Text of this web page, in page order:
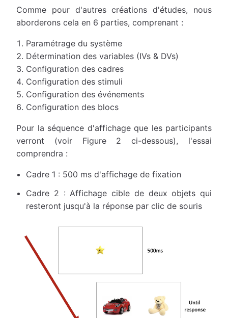
Comme pour d'autres créations d'études, nous
aborderons cela en 6 parties, comprenant :
Paramétrage du système
Détermination des variables (IVs & DVs)
Configuration des cadres
Configuration des stimuli
Configuration des événements
Configuration des blocs
Pour la séquence d'affichage que les participants
verront (voir Figure 2 ci-dessous), l'essai
comprendra :
Cadre 1 : 500 ms d'affichage de fixation
Cadre 2 : Affichage cible de deux objets qui
resteront jusqu'à la réponse par clic de souris